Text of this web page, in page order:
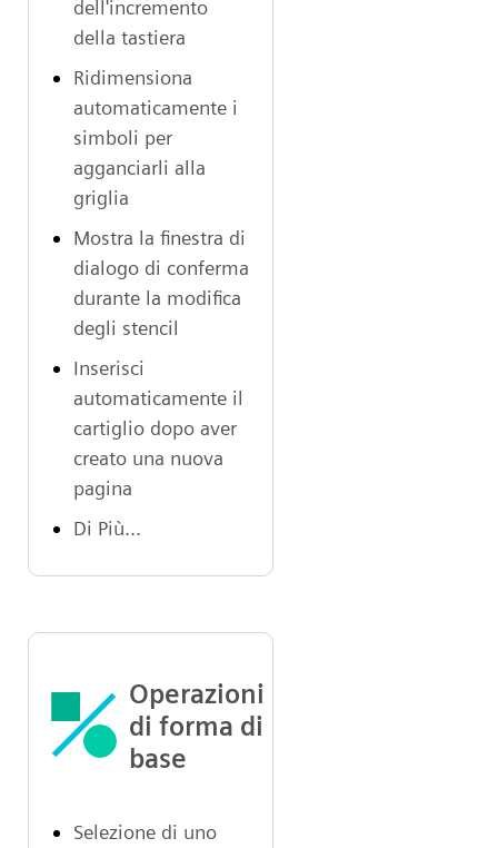
dell'incremento
della tastiera
Ridimensiona
automaticamente i
simboli per
agganciarli alla
griglia
Mostra la finestra di
dialogo di conferma
durante la modifica
degli stencil
Inserisci
automaticamente il
cartiglio dopo aver
creato una nuova
pagina
Di Più...
Operazioni
di forma di
base
Selezione di uno